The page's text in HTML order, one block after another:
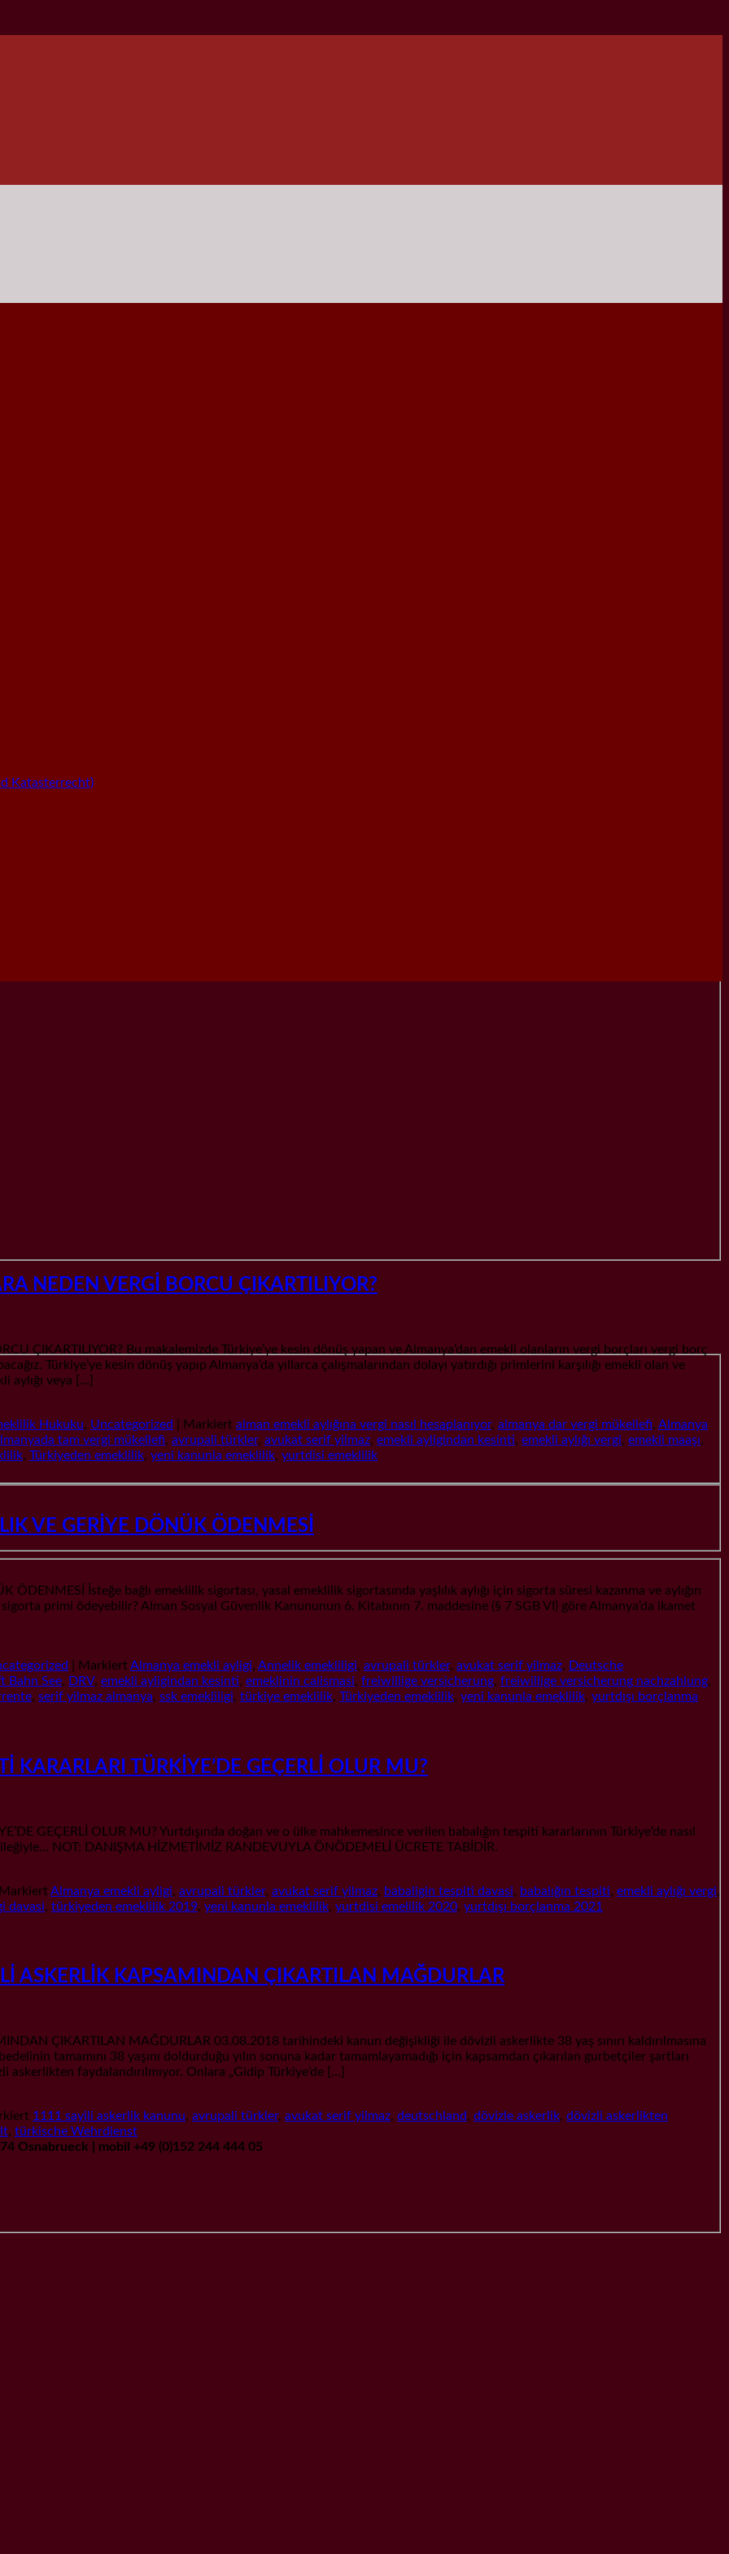
Katasterrecht)
NEDEN VERGİ BORCU ÇIKARTILIYOR?
ÇIKARTILIYOR? Bu makalemizde Türkiye’ye kesin dönüş yapan ve Almanya’dan emekli olanların vergi borçları vergi borç
Türkiye’ye kesin dönüş yapıp Almanya’da yıllarca çalışmalarından dolayı yatırdığı primlerini karşılığı emekli olan ve
aylığı veya […]
Hukuku, Uncategorized Markiert alman emekli aylığına vergi nasıl hesaplanıyor, almanya dar vergi mükellefi, Almanya
tam vergi mükellefi, avrupali türkler, avukat serif yilmaz, emekli ayligindan kesinti, emekli aylığı vergi, emekli maaşı,
, Türkiyeden emeklilik, yeni kanunla emeklilik, yurtdisi emeklilik
VE GERİYE DÖNÜK ÖDENMESİ
ÖDENMESİ İsteğe bağlı emeklilik sigortası, yasal emeklilik sigortasında yaşlılık aylığı için sigorta süresi kazanma ve aylığın
primi ödeyebilir? Alman Sosyal Güvenlik Kanununun 6. Kitabının 7. maddesine (§ 7 SGB VI) göre Almanya’da ikamet
MarkiertAlmanya emekli ayligi, Annelik emekliligi, avrupali türkler, avukat serif yilmaz, Deutsche
Bahn See, DRV, emekli ayligindan kesinti, emeklinin calismasi, freiwillige versicherung, freiwillige versicherung nachzahlung,
, serif yilmaz almanya, ssk emekliligi, türkiye emeklilik, Türkiyeden emeklilik, yeni kanunla emeklilik, yurtdışı borçlanma
TÜRKİYE’DE GEÇERLİ OLUR MU?
GEÇERLİ OLUR MU? Yurtdışında doğan ve o ülke mahkemesince verilen babalığın tespiti kararlarının Türkiye’de nasıl
NOT: DANIŞMA HİZMETİMİZ RANDEVUYLA ÖNÖDEMELİ ÜCRETE TABİDİR.
MarkiertAlmanya emekli ayligi, avrupali türkler, avukat serif yilmaz, babaligin tespiti davasi, babalığın tespiti, emekli aylığı vergi,
davasi, türkiyeden emeklilik 2019, yeni kanunla emeklilik, yurtdisi emelilik 2020, yurtdışı borçlanma 2021
ASKERLİK KAPSAMINDAN ÇIKARTILAN MAĞDURLAR
ÇIKARTILAN MAĞDURLAR 03.08.2018 tarihindeki kanun değişikliği ile dövizli askerlikte 38 yaş sınırı kaldırılmasına
tamamını 38 yaşını doldurduğu yılın sonuna kadar tamamlayamadığı için kapsamdan çıkarılan gurbetçiler şartları
faydalandırılmıyor. Onlara „Gidip Türkiye’de […]
1111 sayili askerlik kanunu, avrupali türkler, avukat serif yilmaz, deutschland, dövizle askerlik, dövizli askerlikten
, türkische Wehrdienst
Osnabrueck | mobil +49 (0)152 244 444 05